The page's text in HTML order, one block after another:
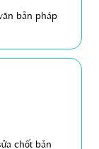
bản pháp
chốt bản